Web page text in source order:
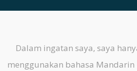
Dalam ingatan saya, saya
menggunakan bahasa